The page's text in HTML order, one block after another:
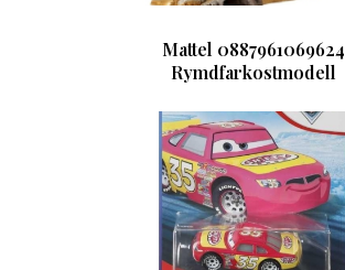
Mattel 0887961069624
Rymdfarkostmodell